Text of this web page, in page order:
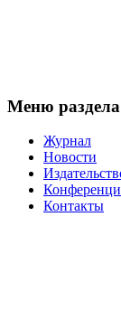
Меню раздела
Журнал
Новости
Контакты